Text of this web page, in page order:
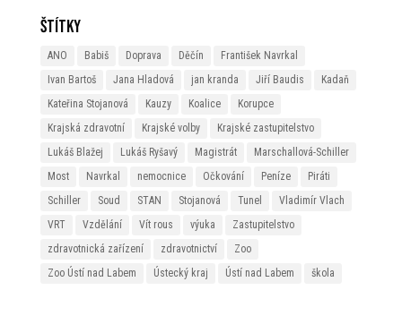
Štítky
ANO Babiš Doprava Děčín
František Navrkal
Ivan Bartoš
Jana Hladová jan kranda Jiří Baudis
Kadaň
Kateřina Stojanová
Kauzy Koalice
Korupce
Krajská zdravotní
Krajské volby
Krajské zastupitelstvo
Lukáš Blažej
Lukáš Ryšavý Magistrát
Marschallová-Schiller
Most
Navrkal nemocnice Očkování Peníze
Piráti
Schiller
Soud STAN Stojanová Tunel
Vladimír Vlach
VRT
Vzdělání Vít rous výuka
Zastupitelstvo
zdravotnická zařízení
zdravotnictví
Zoo
Zoo Ústí nad Labem
Ústecký kraj Ústí nad Labem škola